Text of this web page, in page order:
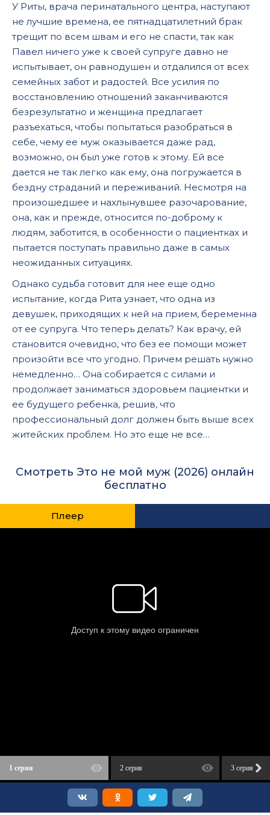
У Риты, врача перинатального центра, наступают
не лучшие времена, ее пятнадцатилетний брак
трещит по всем швам и его не спасти, так как
Павел ничего уже к своей супруге давно не
испытывает, он равнодушен и отдалился от всех
семейных забот и радостей. Все усилия по
восстановлению отношений заканчиваются
безрезультатно и женщина предлагает
разъехаться, чтобы попытаться разобраться в
себе, чему ее муж оказывается даже рад,
возможно, он был уже готов к этому. Ей все
дается не так легко как ему, она погружается в
бездну страданий и переживаний. Несмотря на
произошедшее и нахлынувшее разочарование,
она, как и прежде, относится по-доброму к
людям, заботится, в особенности о пациентках и
пытается поступать правильно даже в самых
неожиданных ситуациях.
Однако судьба готовит для нее еще одно
испытание, когда Рита узнает, что одна из
девушек, приходящих к ней на прием, беременна
от ее супруга. Что теперь делать? Как врачу, ей
становится очевидно, что без ее помощи может
произойти все что угодно. Причем решать нужно
немедленно… Она собирается с силами и
продолжает заниматься здоровьем пациентки и
ее будущего ребенка, решив, что
профессиональный долг должен быть выше всех
житейских проблем. Но это еще не все…
Смотреть Это не мой муж (2026) онлайн
бесплатно
Плеер
1 серия 2 серия 3 серия